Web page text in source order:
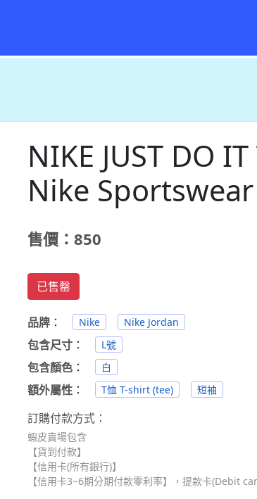
NIKE JUST DO
Nike Sportswear
售價：850
已售罄
品牌 ： Nike Nike Jordan
包含尺寸 ： L號
包含顏色 ： 白
額外屬性 ： T恤 T-shirt (tee) 短袖
訂購付款方式：
蝦皮賣場包含
【貨到付款】
【信用卡(所有銀行)】
【信用卡3~6期分期付款零利率】，提款卡(Debit